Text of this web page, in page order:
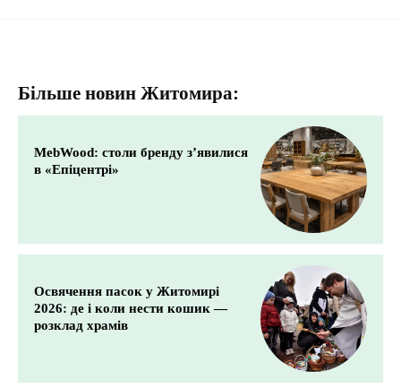
Більше новин Житомира:
MebWood: столи бренду з’явилися
в «Епіцентрі»
Освячення пасок у Житомирі
2026: де і коли нести кошик —
розклад храмів